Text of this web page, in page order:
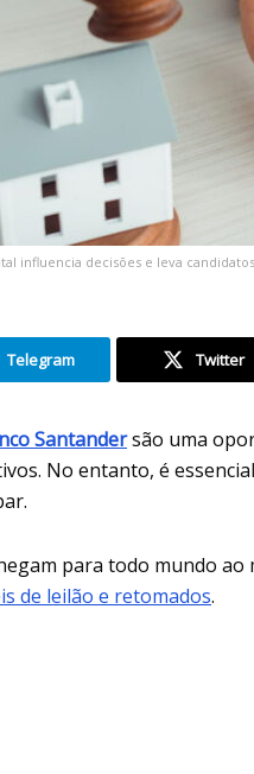
influencia decisões e leva
Telegram Twitter
Santandersão uma
No entanto, é
para todo mundo ao
de leilão e retomados.